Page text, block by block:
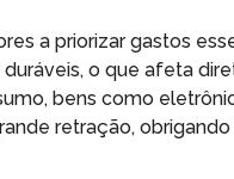
a priorizar gastos
o que afeta
bens como
retração,